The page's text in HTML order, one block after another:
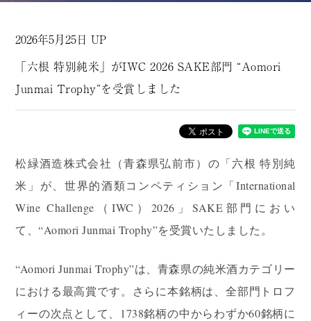
2026年5月25日 UP
「六根 特別純米」がIWC 2026 SAKE部門 “Aomori
Junmai Trophy”を受賞しました
松緑酒造株式会社（青森県弘前市）の「六根 特別純
米」が、世界的酒類コンペティション「International
Wine Challenge（IWC）2026」SAKE部門におい
て、“Aomori Junmai Trophy”を受賞いたしました。
“Aomori Junmai Trophy”は、青森県の純米酒カテゴリー
における最高賞です。さらに本銘柄は、全部門トロフ
ィーの次点として、1738銘柄の中からわずか60銘柄に